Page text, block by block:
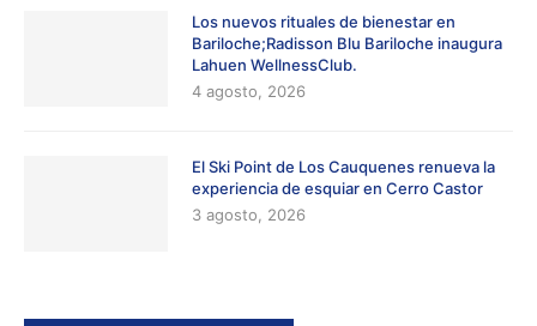
Los nuevos rituales de bienestar en
Bariloche;Radisson Blu Bariloche inaugura
Lahuen WellnessClub.
4 agosto, 2026
El Ski Point de Los Cauquenes renueva la
experiencia de esquiar en Cerro Castor
3 agosto, 2026